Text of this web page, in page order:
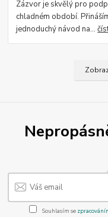
Zázvor je skvělý pro
chladném období.
jednoduchý návod na...
Souhlasím se